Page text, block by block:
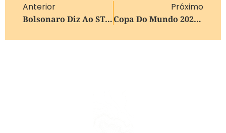
Anterior
Bolsonaro Diz Ao STF Que Não Está Proibido De Manter Arma Em Casa
Próximo
Copa Do Mundo 2026: Jogos Desta Sexta-Feira (19)